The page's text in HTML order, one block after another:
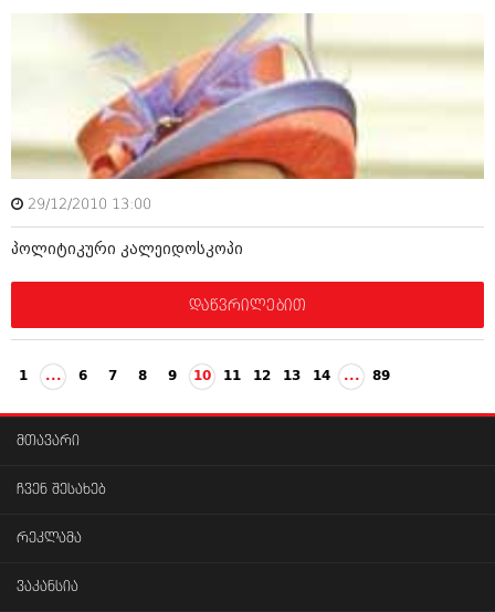
ნოემბერი 0201 (1)
29/12/2010 13:00
პოლიტიკური კალეიდოსკოპი
დაწვრილებით
1 ... 6 7 8 9 10 11 12 13 14 ... 89
მთავარი
ჩვენ შესახებ
რეკლამა
ვაკანსია